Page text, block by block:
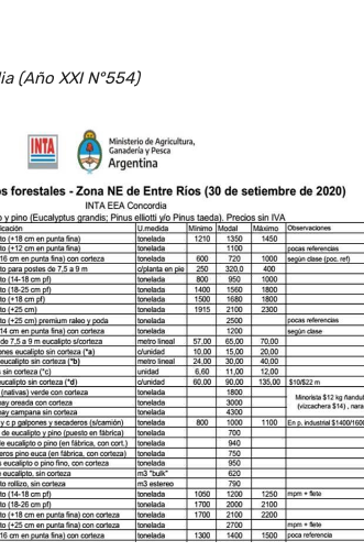
(Año XXI N°554)